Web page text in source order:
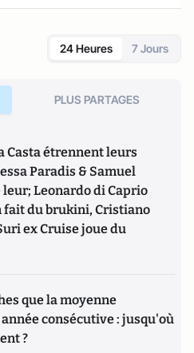
24 Heures 7 Jours
PLUS PARTAGES
Casta étrennent leurs
Paradis & Samuel
Leonardo di Caprio
fait du brukini, Cristiano
ex Cruise joue du
que la moyenne
consécutive : jusqu'où
?